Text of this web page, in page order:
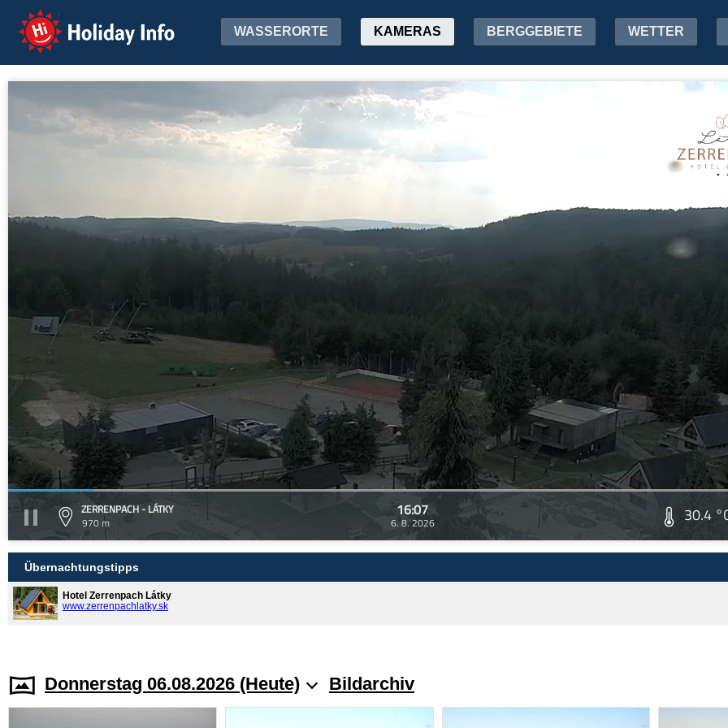
Holiday Info WASSERORTE KAMERAS BERGGEBIETE WETTER
ZERRENPACH - LÁTKY
970 m
16:07
6. 8. 2026 30.4
Übernachtungstipps
Hotel Zerrenpach Látky
www.zerrenpachlatky.sk
Donnerstag 06.08.2026 (Heute) Bildarchiv